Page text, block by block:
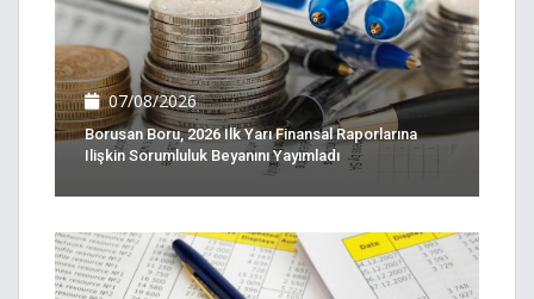
07/08/2026
Borusan Boru, 2026 Ilk Yarı Finansal Raporlarına
Ilişkin Sorumluluk Beyanını Yayımladı